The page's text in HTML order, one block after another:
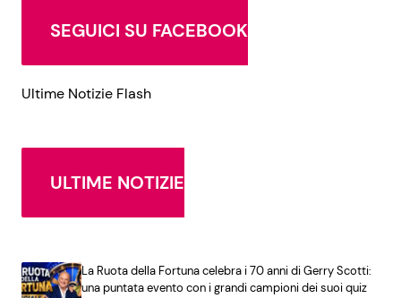
SEGUICI SU FACEBOOK
Ultime Notizie Flash
ULTIME NOTIZIE
La Ruota della Fortuna celebra i 70 anni di Gerry Scotti:
una puntata evento con i grandi campioni dei suoi quiz